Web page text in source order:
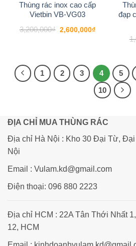
Thùng rác inox cao cấp
Vietbin VB-VG03
3,200,000₫ Giá
gốc
2,600,000₫Giá
đạp
1 2 3 4 5
10
ĐỊA CHỈ MUA THÙNG RÁC
Địa chỉ Hà Nội : Kho 30 Đại Từ, Đại
Nội
Email : Vulam.kd@gmail.com
Điện thoại: 096 880 2223
Địa chỉ HCM : 22A Tân Thới Nhất
12, HCM